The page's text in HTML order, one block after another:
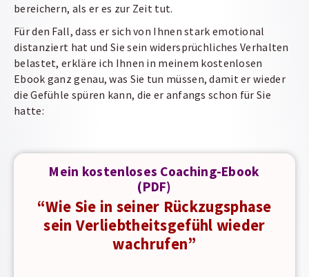
bereichern, als er es zur Zeit tut.
Für den Fall, dass er sich von Ihnen stark emotional
distanziert hat und Sie sein widersprüchliches Verhalten
belastet, erkläre ich Ihnen in meinem kostenlosen
Ebook ganz genau, was Sie tun müssen, damit er wieder
die Gefühle spüren kann, die er anfangs schon für Sie
hatte:
Mein kostenloses Coaching-Ebook
(PDF)
“Wie Sie in seiner Rückzugsphase
sein Verliebtheitsgefühl wieder
wachrufen”